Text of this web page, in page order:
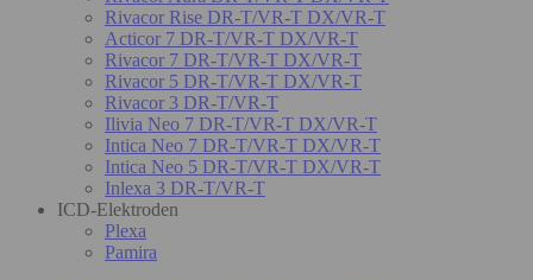
Rivacor Rise DR-T/VR-T DX/VR-T
Acticor 7 DR-T/VR-T DX/VR-T
Rivacor 7 DR-T/VR-T DX/VR-T
Rivacor 5 DR-T/VR-T DX/VR-T
Rivacor 3 DR-T/VR-T
Ilivia Neo 7 DR-T/VR-T DX/VR-T
Intica Neo 7 DR-T/VR-T DX/VR-T
Intica Neo 5 DR-T/VR-T DX/VR-T
Inlexa 3 DR-T/VR-T
ICD-Elektroden
Plexa
Pamira